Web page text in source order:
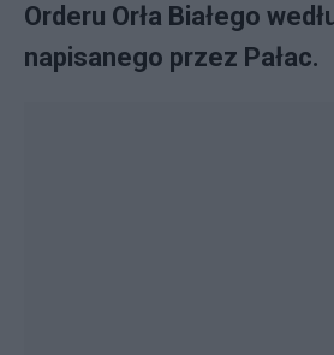
Orderu Orła Białego
napisanego przez Pałac.